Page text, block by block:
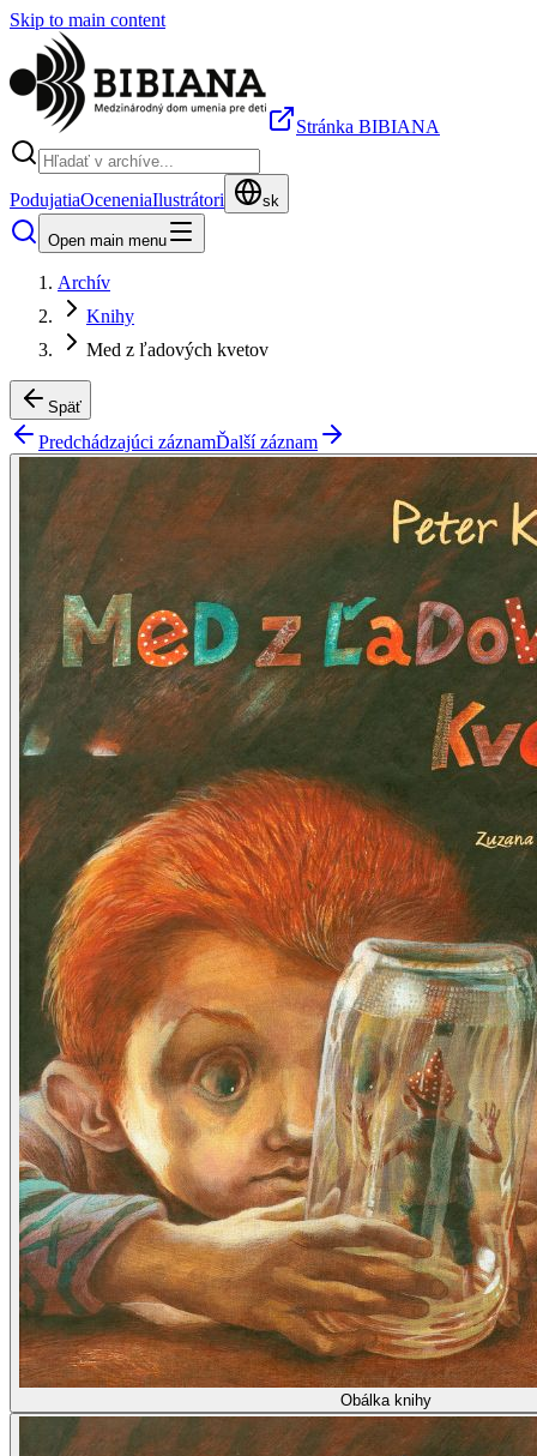
Skip to main content
Stránka BIBIANA
PodujatiaOceneniaIlustrátori sk
Open main menu
Archív
Knihy
Med z ľadových kvetov
Späť
Predchádzajúci záznamĎalší záznam
Obálka knihy